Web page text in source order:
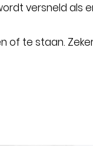
versneld als
of te staan.